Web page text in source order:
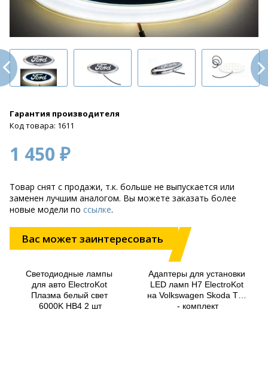
Гарантия производителя
Код товара: 1611
1 450 ₽
Товар снят с продажи, т.к. больше не выпускается или
заменен лучшим аналогом. Вы можете заказать более
новые модели по ссылке.
Вас может заинтересовать
Светодиодные лампы
для авто ElectroKot
Плазма белый свет
6000K HB4 2 шт
Адаптеры для установки
LED ламп H7 ElectroKot
на Volkswagen Skoda T02
- комплект